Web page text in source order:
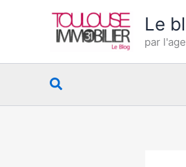
Le
par
Rechercher